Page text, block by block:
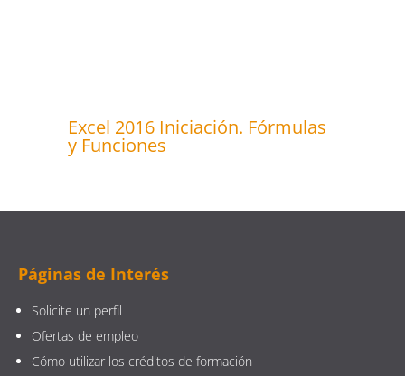
Excel 2016 Iniciación. Fórmulas
y Funciones
Páginas de Interés
Solicite un perfil
Ofertas de empleo
Cómo utilizar los créditos de formación